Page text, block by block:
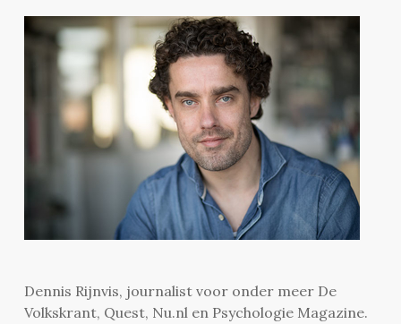
Dennis Rijnvis, journalist voor onder meer De
Volkskrant, Quest, Nu.nl en Psychologie Magazine.